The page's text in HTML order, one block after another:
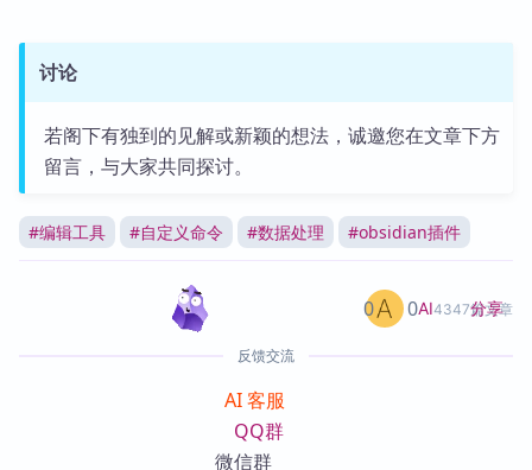
讨论
若阁下有独到的见解或新颖的想法，诚邀您在文章下方
留言，与大家共同探讨。
#编辑工具 #自定义命令 #数据处理 #obsidian插件
AI4347篇文章
0 0 分享
反馈交流
AI 客服
QQ群
微信群